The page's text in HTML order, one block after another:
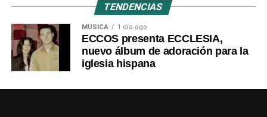
TENDENCIAS
MÚSICA 1 día ago
ECCOS presenta ECCLESIA,
nuevo álbum de adoración para la
iglesia hispana